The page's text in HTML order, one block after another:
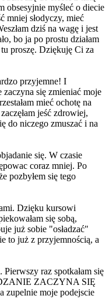
obsesyjnie myśleć o diecie
mniej słodyczy, mieć
dziś na wagę i jest
bo ja po prostu działam
proszę. Dziękuję Ci za
przyjemne! I
zaczyna się zmieniać moje
mieć ochotę na
jeść zdrowiej,
do niczego zmuszać i na
się. W czasie
coraz mniej. Po
pozbyłem się tego
Dzięku kursowi
się sobą,
już sobie "osładzać"
to już z przyjemnością, a
raz spotkałam się
ZACZYNA SIĘ
zupelnie moje podejscie